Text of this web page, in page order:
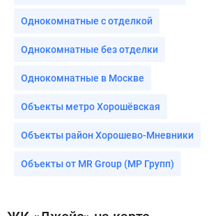
Однокомнатные с отделкой
Однокомнатные без отделки
Однокомнатные в Москве
Объекты метро Хорошёвская
Объекты район Хорошево-Мневники
Объекты от MR Group (МР Групп)